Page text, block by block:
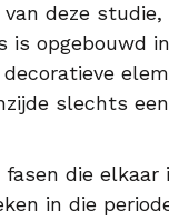
deze
is opgebouwd
slechts
die elkaar
in die